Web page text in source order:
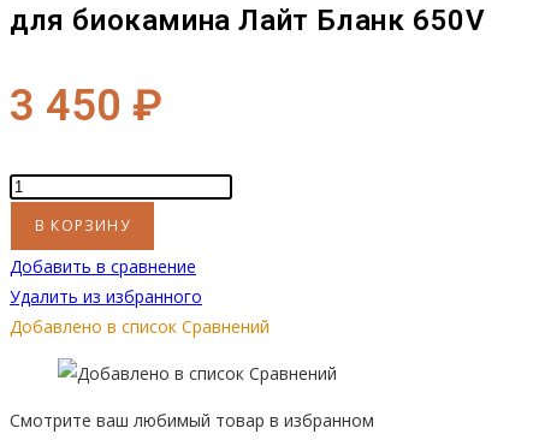
для биокамина Лайт Бланк 650V
3 450 ₽
Количество
товара
Декоративное
стекло
(стемалит)
для
биокамина
Бланк
В КОРЗИНУ
Добавить в сравнение
Удалить из избранного
Добавлено в список Сравнений
Смотрите ваш любимый товар в избранном